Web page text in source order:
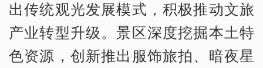
出传统观光发展模式，积极推动文旅
产业转型升级。景区深度挖掘本土特
色资源，创新推出服饰旅拍、暗夜星